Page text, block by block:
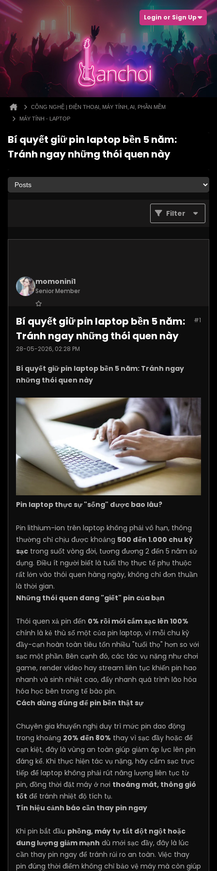
Login or Sign Up
CÔNG NGHỆ | ĐIỆN THOẠI, MÁY TÍNH, AI, PHẦN MỀM
MÁY TÍNH - LAPTOP
Bí quyết giữ pin laptop bền 5 năm:
Tránh ngay những thói quen này
Filter
momonini1
Senior Member
Posts:5399 #1
Bí quyết giữ pin laptop bền 5 năm:
Tránh ngay những thói quen này
28-05-2026, 02:28 PM
Bí quyết giữ pin laptop bền 5 năm: Tránh ngay
những thói quen này
Pin laptop thực sự "sống" được bao lâu?
Pin lithium-ion trên laptop không phải vô hạn, thông
thường chỉ chịu được khoảng 500 đến 1.000 chu kỳ
sạc trong suốt vòng đời, tương đương 2 đến 5 năm sử
dụng. Điều ít người biết là tuổi thọ thực tế phụ thuộc
rất lớn vào thói quen hàng ngày, không chỉ đơn thuần
là thời gian.
Những thói quen đang "giết" pin của bạn
Thói quen xả pin đến 0% rồi mới cắm sạc lên 100%
chính là kẻ thù số một của pin laptop, vì mỗi chu kỳ
đầy-cạn hoàn toàn tiêu tốn nhiều "tuổi thọ" hơn so với
sạc một phần. Bên cạnh đó, các tác vụ nặng như chơi
game, render video hay stream liên tục khiến pin hao
nhanh và sinh nhiệt cao, đẩy nhanh quá trình lão hóa
hóa học bên trong tế bào pin.
Cách dùng đúng để pin bền thật sự
Chuyên gia khuyến nghị duy trì mức pin dao động
trong khoảng 20% đến 80% thay vì sạc đầy hoặc để
cạn kiệt, đây là vùng an toàn giúp giảm áp lực lên pin
đáng kể. Khi thực hiện tác vụ nặng, hãy cắm sạc trực
tiếp để laptop không phải rút năng lượng liên tục từ
pin, đồng thời đặt máy ở nơi thoáng mát, thông gió
tốt để tránh nhiệt độ tích tụ.
Tín hiệu cảnh báo cần thay pin ngay
Khi pin bắt đầu phồng, máy tự tắt đột ngột hoặc
dung lượng giảm mạnh dù mới sạc đầy, đây là lúc
cần thay pin ngay để tránh rủi ro an toàn. Việc thay
pin đúng thời điểm không chỉ bảo vệ máy mà còn giúp